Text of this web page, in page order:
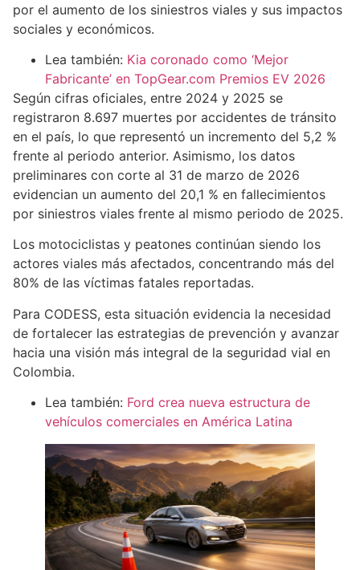
por el aumento de los siniestros viales y sus impactos
sociales y económicos.
Lea también: Kia coronado como ‘Mejor
Fabricante’ en TopGear.com Premios EV 2026
Según cifras oficiales, entre 2024 y 2025 se
registraron 8.697 muertes por accidentes de tránsito
en el país, lo que representó un incremento del 5,2 %
frente al periodo anterior. Asimismo, los datos
preliminares con corte al 31 de marzo de 2026
evidencian un aumento del 20,1 % en fallecimientos
por siniestros viales frente al mismo periodo de 2025.
Los motociclistas y peatones continúan siendo los
actores viales más afectados, concentrando más del
80% de las víctimas fatales reportadas.
Para CODESS, esta situación evidencia la necesidad
de fortalecer las estrategias de prevención y avanzar
hacia una visión más integral de la seguridad vial en
Colombia.
Lea también: Ford crea nueva estructura de
vehículos comerciales en América Latina